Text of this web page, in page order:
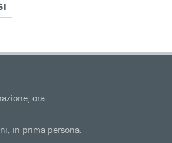
ora.
in prima persona.